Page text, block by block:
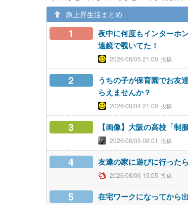
急上昇生活まとめ
1
夜中に何度もインターホ
遠鏡で覗いてた！
2026/08/05 21:00
2
うちの子が保育園でお友
らえませんか？
2026/08/04 21:00
3 【画像】大阪の高校「制
2026/08/05 08:01
4 友達の家に遊びに行った
2026/08/06 15:05
5 在宅ワークになってから